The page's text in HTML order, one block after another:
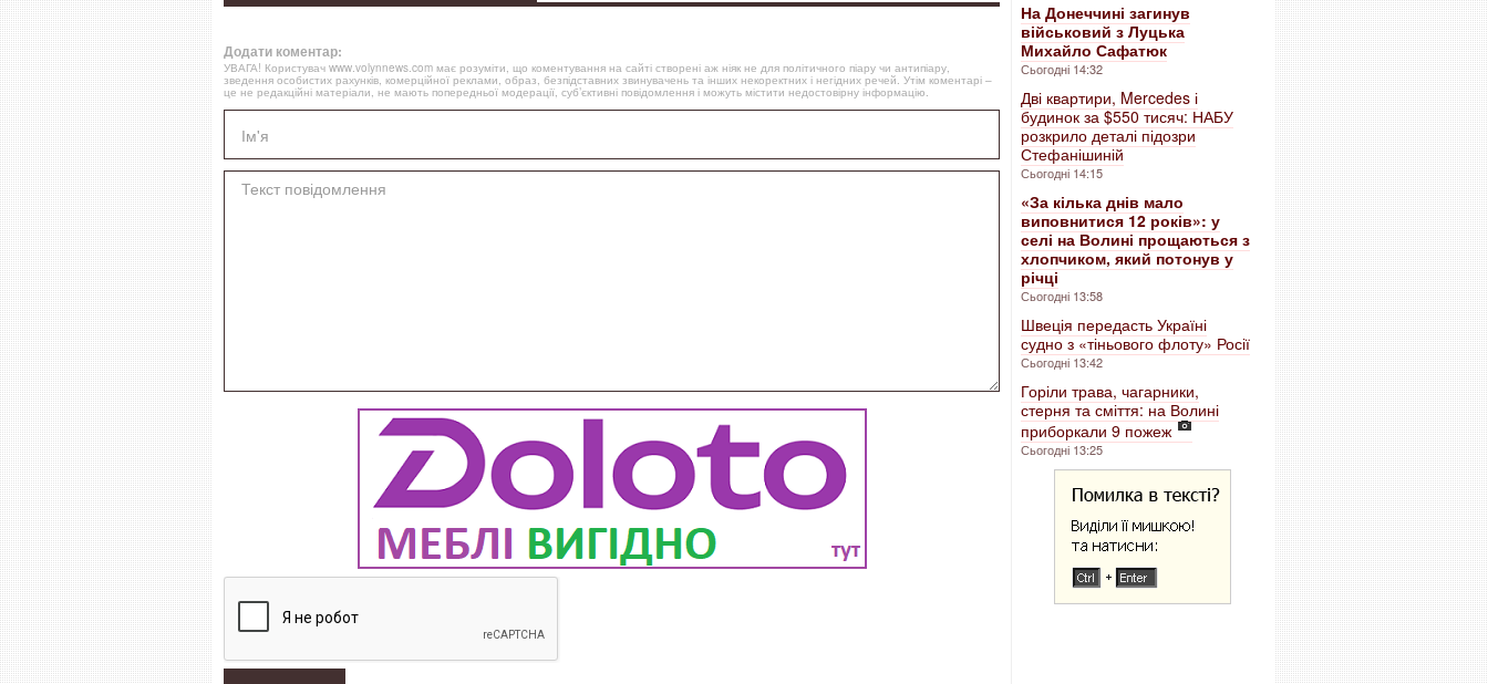
Додати коментар:
УВАГА! Користувач www.volynnews.com має розуміти, що коментування на сайті створені аж ніяк не для політичного піару чи антипіару,
зведення особистих рахунків, комерційної реклами, образ, безпідставних звинувачень та інших некоректних і негідних речей. Утім коментарі –
це не редакційні матеріали, не мають попередньої модерації, суб’єктивні повідомлення і можуть містити недостовірну інформацію.
На Донеччині загинув
військовий з Луцька
Михайло Сафатюк
Сьогодні 14:32
Дві квартири, Mercedes і
будинок за $550 тисяч: НАБУ
розкрило деталі підозри
Стефанішиній
Сьогодні 14:15
«За кілька днів мало
виповнитися 12 років»: у
селі на Волині прощаються з
хлопчиком, який потонув у
річці
Сьогодні 13:58
Швеція передасть Україні
судно з «тіньового флоту» Росії
Сьогодні 13:42
Горіли трава, чагарники,
стерня та сміття: на Волині
приборкали 9 пожеж
Сьогодні 13:25